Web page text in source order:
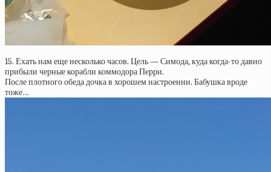
15. Ехать нам еще несколько часов. Цель — Симода, куда когда-то давно
прибыли черные корабли коммодора Перри.
После плотного обеда дочка в хорошем настроении. Бабушка вроде
тоже…